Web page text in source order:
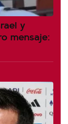
y
mensaje: